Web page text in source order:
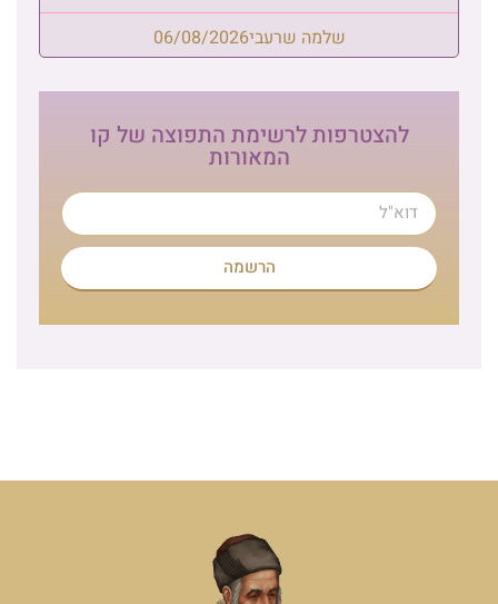
שלמה שרעבי06/08/2026
להצטרפות לרשימת התפוצה של קו
המאורות
הרשמה